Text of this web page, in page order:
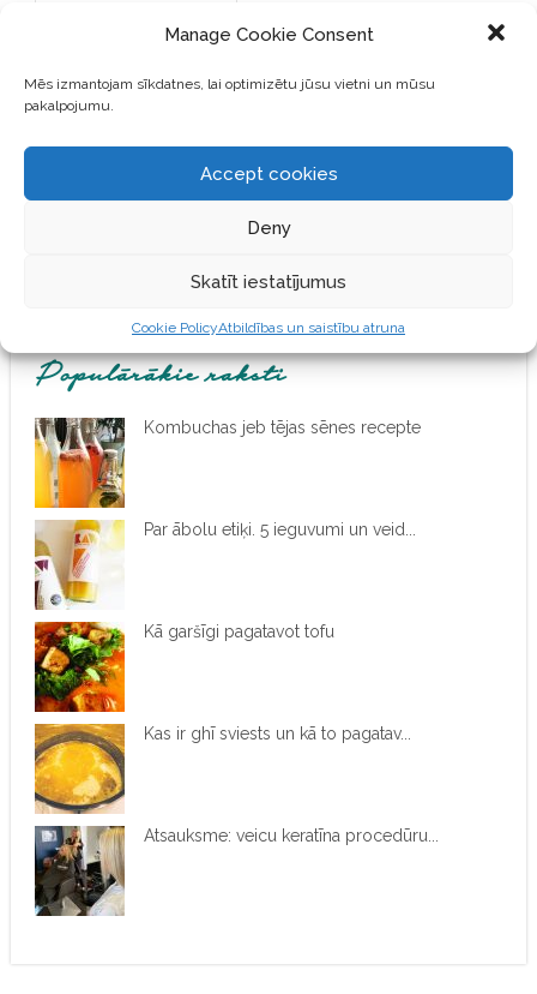
Manage Cookie Consent
Mēs izmantojam sīkdatnes, lai optimizētu jūsu vietni un mūsu
pakalpojumu.
Accept cookies
Deny
Skatīt iestatījumus
Cookie PolicyAtbildības un saistību atruna
SAGLABĀJIET MANU VĀRDU,
E-PASTA ADRESI UN VIETNI
NĀKAMAJAI REIZEI, KAD
KOMENTĀRU.
Populārākie raksti
Kombuchas jeb tējas sēnes recepte
Par ābolu etiķi. 5 ieguvumi un veid...
Kā garšīgi pagatavot tofu
Kas ir ghī sviests un kā to pagatav...
Atsauksme: veicu keratīna procedūru...